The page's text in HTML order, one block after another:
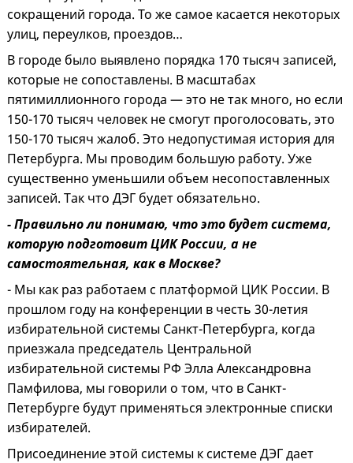
сокращений города. То же самое касается некоторых
улиц, переулков, проездов…
В городе было выявлено порядка 170 тысяч записей,
которые не сопоставлены. В масштабах
пятимиллионного города — это не так много, но если
150-170 тысяч человек не смогут проголосовать, это
150-170 тысяч жалоб. Это недопустимая история для
Петербурга. Мы проводим большую работу. Уже
существенно уменьшили объем несопоставленных
записей. Так что ДЭГ будет обязательно.
- Правильно ли понимаю, что это будет система,
которую подготовит ЦИК России, а не
самостоятельная, как в Москве?
- Мы как раз работаем с платформой ЦИК России. В
прошлом году на конференции в честь 30-летия
избирательной системы Санкт-Петербурга, когда
приезжала председатель Центральной
избирательной системы РФ Элла Александровна
Памфилова, мы говорили о том, что в Санкт-
Петербурге будут применяться электронные списки
избирателей.
Присоединение этой системы к системе ДЭГ дает